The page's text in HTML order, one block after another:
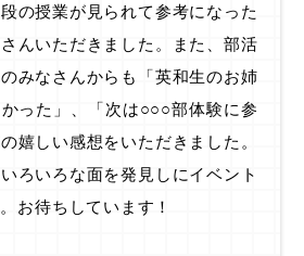
の授業が見られて参考になった
んいただきました。また、部活
みなさんからも「英和生のお姉
った」、「次は○○○部体験に参
嬉しい感想をいただきました。
ろいろな面を発見しにイベント
お待ちしています！